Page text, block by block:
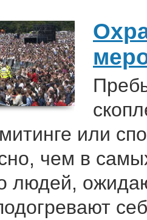
или
чем в
людей,